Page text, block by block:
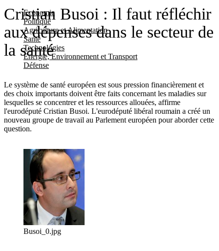
Economie
Politique
Agriculture et Alimentation
Santé
Technologies
Energie, Environnement et Transport
Défense
Cristian Busoi : Il faut réfléchir
aux dépenses dans le secteur de
la santé
Le système de santé européen est sous pression financièrement et
des choix importants doivent être faits concernant les maladies sur
lesquelles se concentrer et les ressources allouées, affirme
l'eurodéputé Cristian Busoi. L'eurodéputé libéral roumain a créé un
nouveau groupe de travail au Parlement européen pour aborder cette
question.
Busoi_0.jpg